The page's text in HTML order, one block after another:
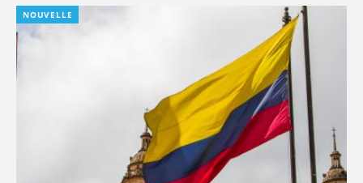
NOUVELLE